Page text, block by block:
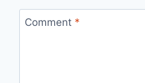
Comment *